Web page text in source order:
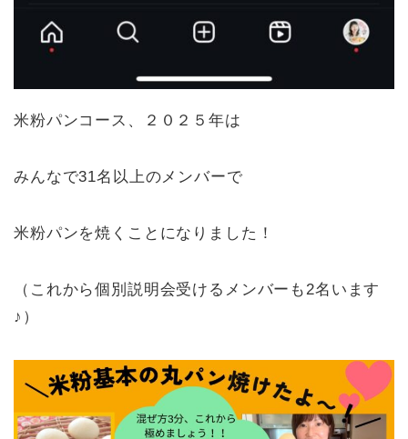
米粉パンコース、２０２５年は
みんなで31名以上のメンバーで
米粉パンを焼くことになりました！
（これから個別説明会受けるメンバーも2名います
♪）